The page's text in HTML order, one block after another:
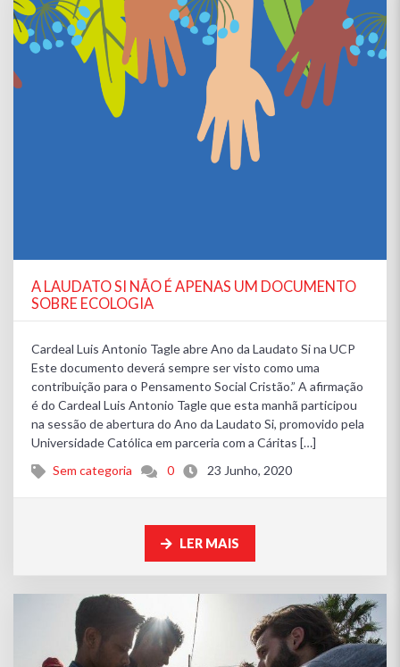
A LAUDATO SI NÃO É APENAS UM DOCUMENTO
SOBRE ECOLOGIA
Cardeal Luis Antonio Tagle abre Ano da Laudato Si na UCP
Este documento deverá sempre ser visto como uma
contribuição para o Pensamento Social Cristão.” A afirmação
é do Cardeal Luis Antonio Tagle que esta manhã participou
na sessão de abertura do Ano da Laudato Si, promovido pela
Universidade Católica em parceria com a Cáritas […]
Sem categoria
0 23 Junho, 2020
LER MAIS